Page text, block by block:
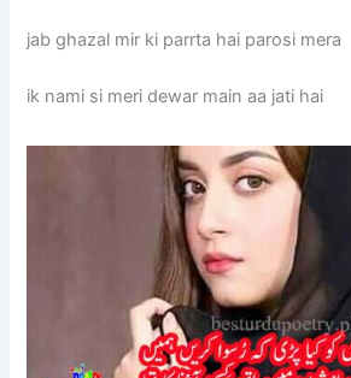
jab ghazal mir ki parrta hai parosi mera
ik nami si meri dewar main aa jati hai